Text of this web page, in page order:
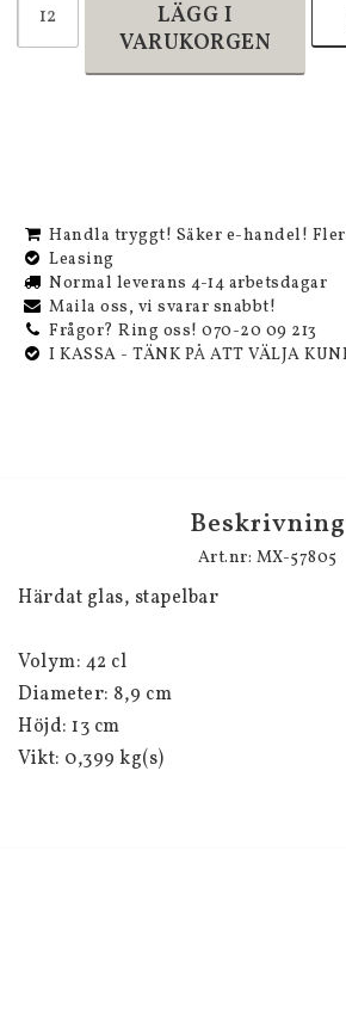
LÄGG I
VARUKORGEN
Handla tryggt! Säker e-handel!
Leasing
Normal leverans 4-14 arbetsdagar
Maila oss, vi svarar snabbt!
Frågor? Ring oss! 070-20 09 213
I KASSA - TÄNK PÅ ATT VÄLJA
Beskrivning
Art.nr: MX-57805
Härdat glas, stapelbar
Volym: 42 cl
Diameter: 8,9 cm
Höjd: 13 cm
Vikt: 0,399 kg(s)